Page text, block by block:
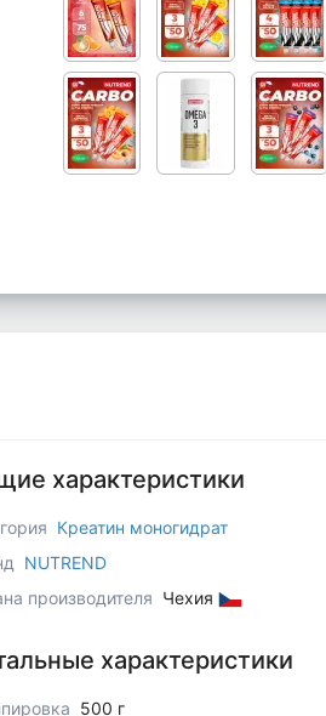
характеристики
Креатин моногидрат
NUTREND
производителя Чехия
характеристики
500 г